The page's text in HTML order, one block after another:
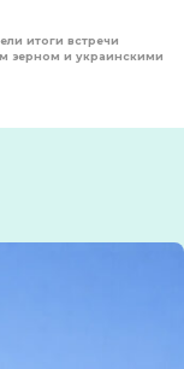
итоги встречи
зерном и украинскими